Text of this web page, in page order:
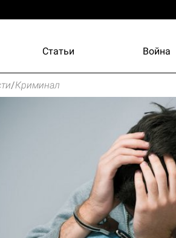
Статьи Война
/Криминал